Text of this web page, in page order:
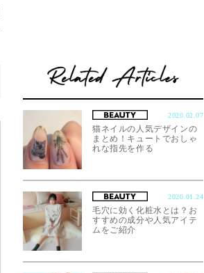
2020.02.07
猫ネイルの人気デザインの
まとめ！キュートでおしゃ
れな指先を作る
2020.01.24
毛穴に効く化粧水とは？お
すすめの成分や人気アイテ
ムをご紹介